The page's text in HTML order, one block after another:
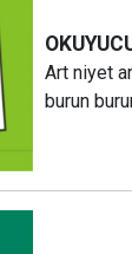
Art niyet
burun